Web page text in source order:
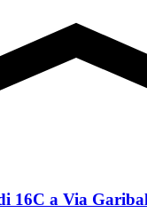
16C a Via